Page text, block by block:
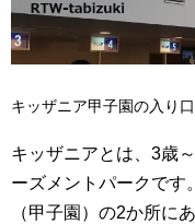
キッザニア甲子園の入り口
キッザニアとは、3歳
ーズメントパークです
（甲子園）の2か所に